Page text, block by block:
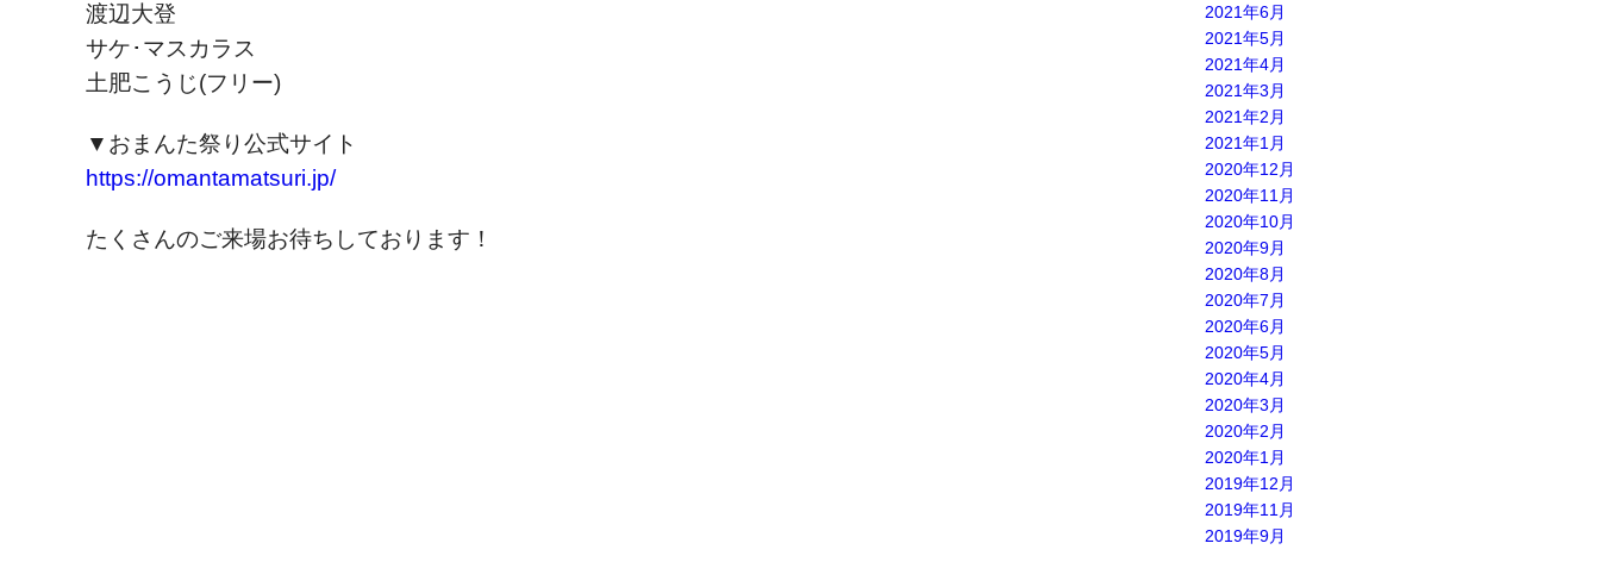
渡辺大登
サケ･マスカラス
土肥こうじ(フリー)
▼おまんた祭り公式サイト
https://omantamatsuri.jp/
たくさんのご来場お待ちしております！
2021年6月
2021年5月
2021年4月
2021年3月
2021年2月
2021年1月
2020年12月
2020年11月
2020年10月
2020年9月
2020年8月
2020年7月
2020年6月
2020年5月
2020年4月
2020年3月
2020年2月
2020年1月
2019年12月
2019年11月
2019年9月